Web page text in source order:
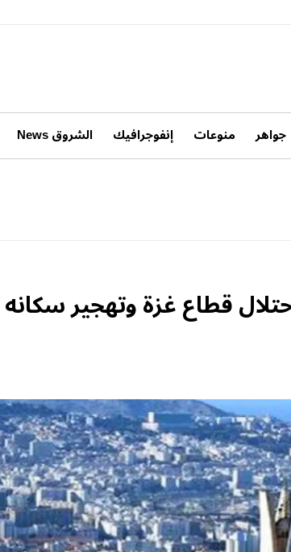
جواهر منوعات إنفوجرافيك الشروق News
قطاع غزة وتهجير سكانه